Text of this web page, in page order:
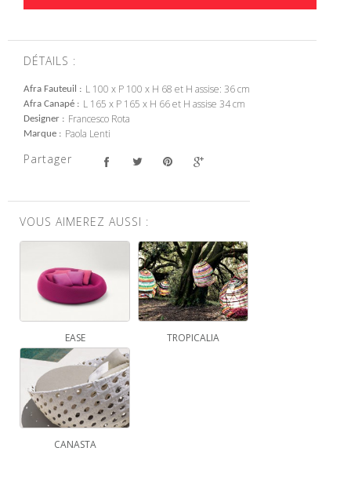
DÉTAILS :
Afra Fauteuil L 100 x P 100 x H 68 et H assise: 36 cm
Afra Canapé L 165 x P 165 x H 66 et H assise 34 cm
Designer Francesco Rota
Marque Paola Lenti
Partager
VOUS AIMEREZ AUSSI :
EASE TROPICALIA
CANASTA